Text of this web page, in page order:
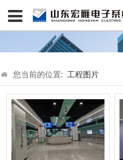
您当前的位置: 工程图片